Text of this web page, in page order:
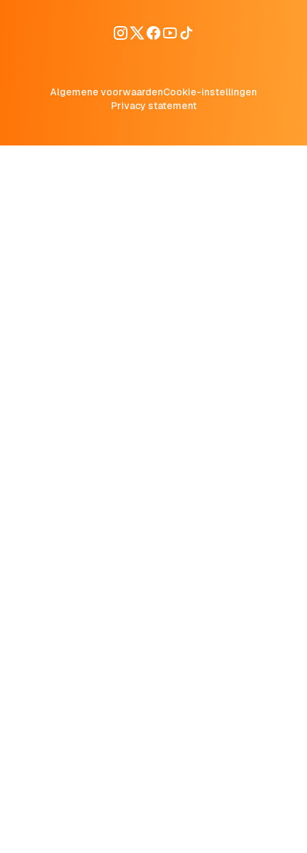
Algemene voorwaardenCookie-instellingen
Privacy statement